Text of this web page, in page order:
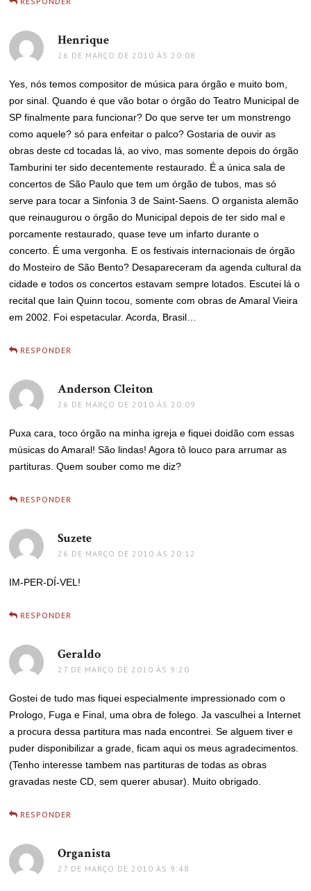
Henrique
26 DE MARÇO DE 2010 ÀS 20:08
Yes, nós temos compositor de música para órgão e muito bom,
por sinal. Quando é que vão botar o órgão do Teatro Municipal de
SP finalmente para funcionar? Do que serve ter um monstrengo
como aquele? só para enfeitar o palco? Gostaria de ouvir as
obras deste cd tocadas lá, ao vivo, mas somente depois do órgão
Tamburini ter sido decentemente restaurado. É a única sala de
concertos de São Paulo que tem um órgão de tubos, mas só
serve para tocar a Sinfonia 3 de Saint-Saens. O organista alemão
que reinaugurou o órgão do Municipal depois de ter sido mal e
porcamente restaurado, quase teve um infarto durante o
concerto. É uma vergonha. E os festivais internacionais de órgão
do Mosteiro de São Bento? Desapareceram da agenda cultural da
cidade e todos os concertos estavam sempre lotados. Escutei lá o
recital que Iain Quinn tocou, somente com obras de Amaral Vieira
em 2002. Foi espetacular. Acorda, Brasil…
RESPONDER
Anderson Cleiton
26 DE MARÇO DE 2010 ÀS 20:09
Puxa cara, toco órgão na minha igreja e fiquei doidão com essas
músicas do Amaral! São lindas! Agora tô louco para arrumar as
partituras. Quem souber como me diz?
RESPONDER
Suzete
26 DE MARÇO DE 2010 ÀS 20:12
IM-PER-DÍ-VEL!
RESPONDER
Geraldo
27 DE MARÇO DE 2010 ÀS 9:20
Gostei de tudo mas fiquei especialmente impressionado com o
Prologo, Fuga e Final, uma obra de folego. Ja vasculhei a Internet
a procura dessa partitura mas nada encontrei. Se alguem tiver e
puder disponibilizar a grade, ficam aqui os meus agradecimentos.
(Tenho interesse tambem nas partituras de todas as obras
gravadas neste CD, sem querer abusar). Muito obrigado.
RESPONDER
Organista
27 DE MARÇO DE 2010 ÀS 9:48